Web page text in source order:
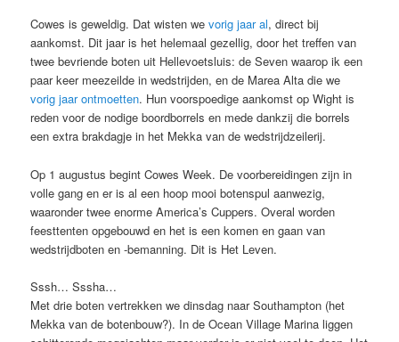
Cowes is geweldig. Dat wisten wevorig jaar al, direct bij
aankomst. Dit jaar is het helemaal gezellig, door het treffen van
twee bevriende boten uit Hellevoetsluis: de Seven waarop ik een
paar keer meezeilde in wedstrijden, en de Marea Alta die we
vorig jaar ontmoetten. Hun voorspoedige aankomst op Wight is
reden voor de nodige boordborrels en mede dankzij die borrels
een extra brakdagje in het Mekka van de wedstrijdzeilerij.
Op 1 augustus begint Cowes Week. De voorbereidingen zijn in
volle gang en er is al een hoop mooi botenspul aanwezig,
waaronder twee enorme America’s Cuppers. Overal worden
feesttenten opgebouwd en het is een komen en gaan van
wedstrijdboten en -bemanning. Dit is Het Leven.
Sssh… Sssha…
Met drie boten vertrekken we dinsdag naar Southampton (het
Mekka van de botenbouw?). In de Ocean Village Marina liggen